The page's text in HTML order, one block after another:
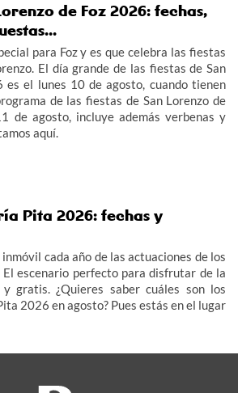
de Foz 2026: fechas,
para Foz y es que celebra las fiestas
El día grande de las fiestas de San
es el lunes 10 de agosto, cuando tienen
de las fiestas de San Lorenzo de
de agosto, incluye además verbenas y
aquí.
Pita 2026: fechas y
cada año de las actuaciones de los
El escenario perfecto para disfrutar de la
gratis. ¿Quieres saber cuáles son los
2026 en agosto? Pues estás en el lugar